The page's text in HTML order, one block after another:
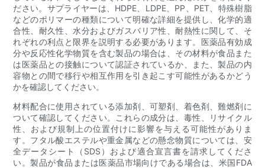
ださい。サプライヤーは、HDPE、LDPE、PP、PET、特殊樹脂
などのポリマーの種類について明確な詳細を提供し、化学的適
合性、耐久性、水分およびガスバリア性、耐熱性に関して、そ
れぞれの利点と限界を説明する必要があります。医薬品有効成
分や反応性化学物質を含む製品の場合は、その材料が食品また
は医薬品との接触について認証されているか、また、製品の内
容物との間で移行や相互作用を引き起こす可能性があるかどう
かを確認してください。
材料配合に使用されている添加剤、可塑剤、着色剤、難燃剤に
ついて確認してください。これらの成分は、毒性、リサイクル
性、および規制上の位置付けに影響を与える可能性がありま
す。フタル酸エステルや重金属などの懸念物質については、安
全データシート（SDS）および適合宣言書を請求してくださ
い。製品が食品または医薬品市場向けである場合は、米国FDA